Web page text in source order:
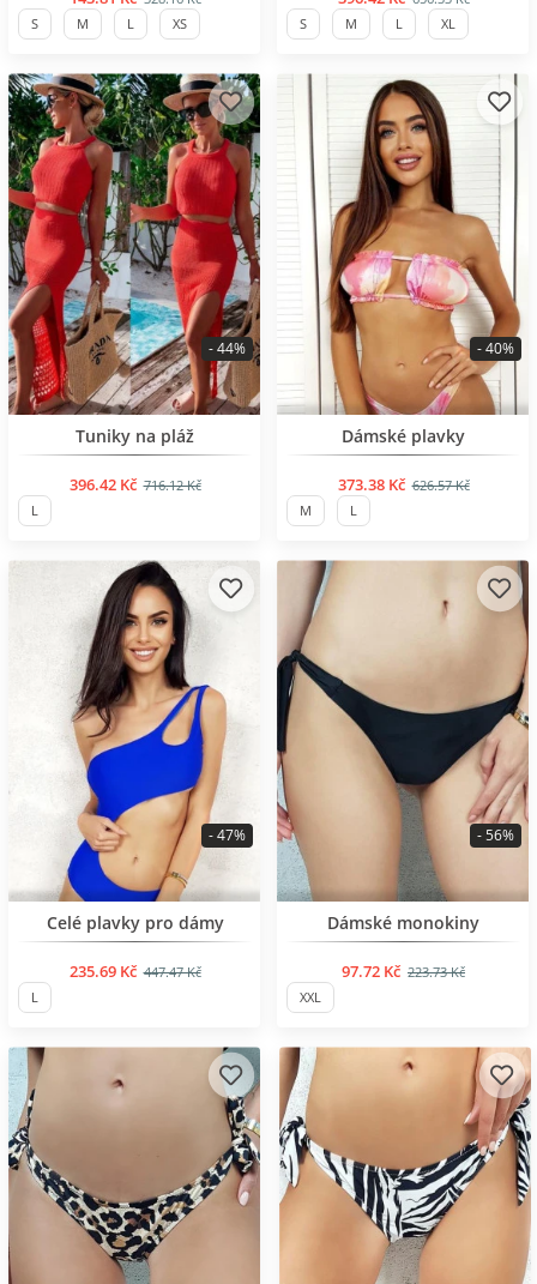
S
M L XS
S
M L XL
BESTSELLER
Tuniky na pláž
396.42 Kč 716.12 Kč
- 44%
L
BESTSELLER
Dámské plavky
373.38 Kč 626.57 Kč
- 40%
M L
BESTSELLER
Celé plavky pro dámy
235.69 Kč 447.47 Kč
- 47%
L
BESTSELLER
Dámské monokiny
97.72 Kč 223.73 Kč
- 56%
XXL